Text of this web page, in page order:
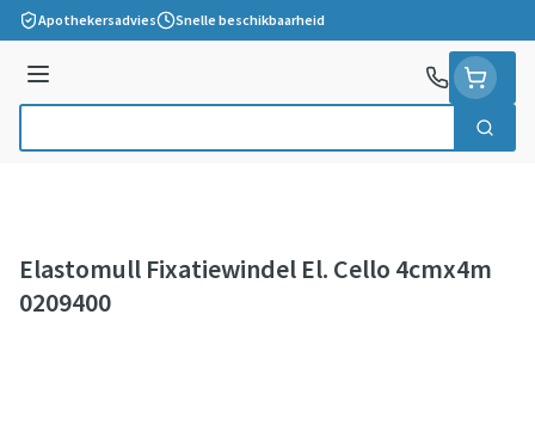
Ga naar de inhoud
Apothekersadvies Snelle beschikbaarheid
Menu
Zoek
Elastomull Fixatiewindel El. Cello 4cmx4m
0209400